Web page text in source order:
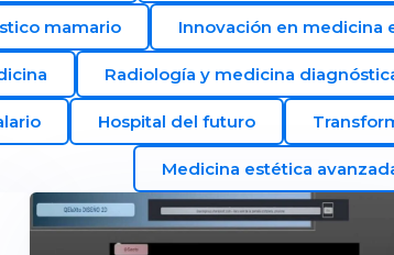
mamario Innovación en medicina
Radiología y medicina
Hospital del futuro
Medicina estética